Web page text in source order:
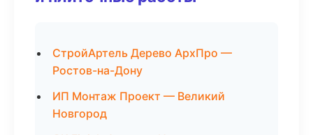
СтройАртель Дерево АрхПро —
Ростов-на-Дону
ИП Монтаж Проект — Великий
Новгород